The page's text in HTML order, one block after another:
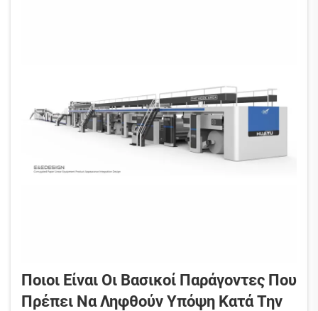
Ποιοι Είναι Οι Βασικοί Παράγοντες Που
Πρέπει Να Ληφθούν Υπόψη Κατά Την